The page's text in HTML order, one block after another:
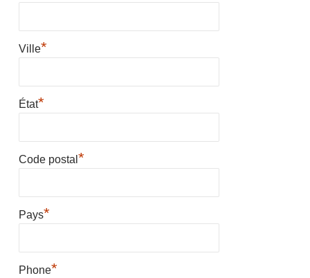
Ville*
État*
Code postal *
Pays*
Phone*